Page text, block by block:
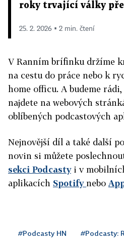
roky trvající války
25. 2. 2026 ▪ 2 min. čtení
V Ranním brífinku držíme
na cestu do práce nebo k
home officu. A budeme
najdete na webových
oblíbených podcastových
Nejnovější díl a také další
novin si můžete
sekci Podcastyi v
aplikacích Spotifynebo
#Podcasty HN #Podcasty: